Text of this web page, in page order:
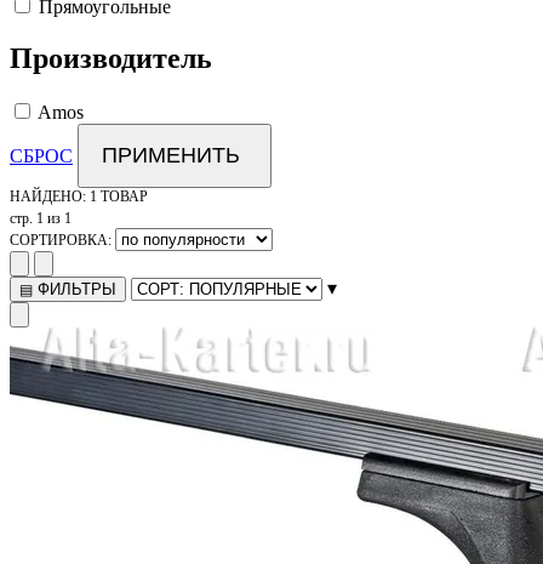
Прямоугольные
Производитель
Amos
СБРОС ПРИМЕНИТЬ
НАЙДЕНО: 1 ТОВАР
стр. 1 из 1
СОРТИРОВКА:
▤ ФИЛЬТРЫ ▾